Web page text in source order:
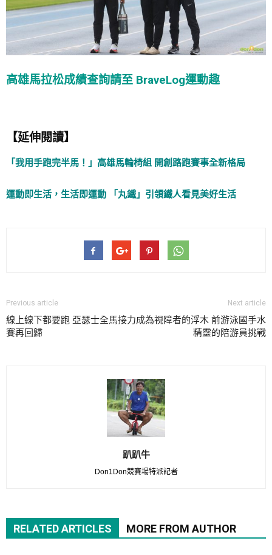
高雄馬拉松成績查詢請至 BraveLog運動趣
【延伸閱讀】
「我用手跑完半馬！」高雄馬輪椅組 開創路跑賽事全新格局
運動即生活，生活即運動 「丸鐵」引領鐵人看見美好生活
Previous article
線上線下都要跑 亞瑟士全馬接力
賽再回歸
Next article
成為視障者的浮木 前游泳國手水
精靈的陪游員挑戰
趴趴牛
Don1Don競賽場特派記者
RELATED ARTICLES MORE FROM AUTHOR